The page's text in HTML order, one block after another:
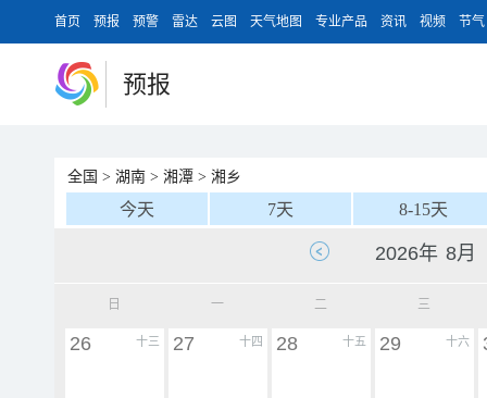
首页 预报 预警 雷达 云图 天气地图 专业产品 资讯 视频 节气
预报
全国 > 湖南 > 湘潭 > 湘乡
今天 7天 8-15天
日 一 二 三
十三
26 十四
27 十五
28 十六
29